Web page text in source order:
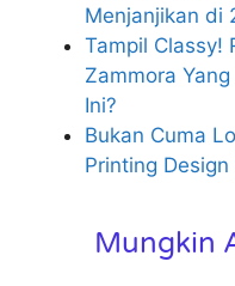
Menjanjikan di
Tampil Classy!
Zammora
Ini?
Bukan Cuma
Printing
Mungkin